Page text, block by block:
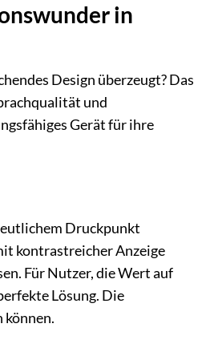
in
Design überzeugt? Das
und
Gerät für ihre
Druckpunkt
kontrastreicher Anzeige
Für Nutzer, die Wert auf
Lösung. Die
können.